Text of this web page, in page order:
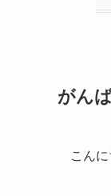
がん
こんに